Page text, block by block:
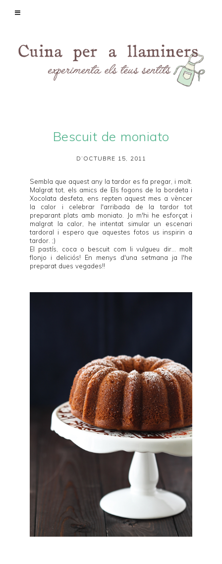
Bescuit de moniato
D’OCTUBRE 15, 2011
Sembla que aquest any la tardor es fa pregar, i molt.
Malgrat tot, els amics de Els fogons de la bordeta i
Xocolata desfeta , ens repten aquest mes a vèncer
la calor i celebrar l'arribada de la tardor tot
preparant plats amb moniato. Jo m'hi he esforçat i
malgrat la calor, he intentat simular un escenari
tardoral i espero que aquestes fotos us inspirin a
tardor. ;)
El pastís, coca o bescuit com li vulgueu dir... molt
flonjo i deliciós! En menys d'una setmana ja l'he
preparat dues vegades!!